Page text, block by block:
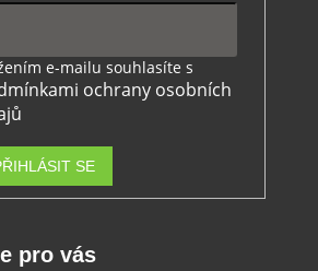
e-mailu souhlasíte s
ochrany osobních
SE
pro vás